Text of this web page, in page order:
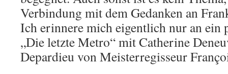
Verbindung mit dem Gedanken an
Ich erinnere mich eigentlich nur an ein
„Die letzte Metro“ mit Catherine
Depardieu von Meisterregisseur